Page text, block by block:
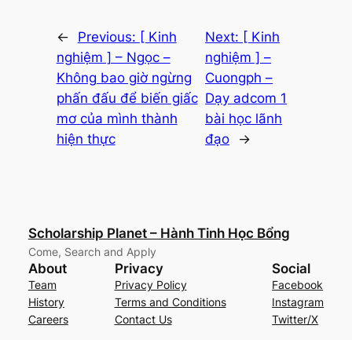
← Previous: [ Kinh
nghiệm ] – Ngọc –
Không bao giờ ngừng
phấn đấu để biến giấc
mơ của mình thành
hiện thực
Next: [ Kinh
nghiệm ] –
Cuongph –
Dạy adcom 1
bài học lãnh
đạo
→
Scholarship Planet – Hành Tinh Học Bổng
Come, Search and Apply
About
Team
History
Careers
Privacy
Privacy Policy
Terms and Conditions
Contact Us
Social
Facebook
Instagram
Twitter/X